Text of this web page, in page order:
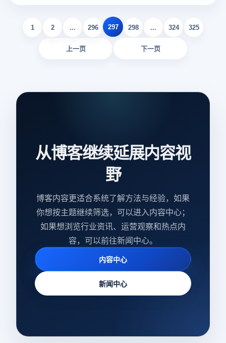
确保你的在线活动不会轻易被跟踪。
上一页
1 2 ... 296 297 298 ... 324 325
下一页
从博客继续延展内容视
野
博客内容更适合系统了解方法与经验，如果
你想按主题继续筛选，可以进入内容中心；
如果想浏览行业资讯、运营观察和热点内
容，可以前往新闻中心。
内容中心
新闻中心